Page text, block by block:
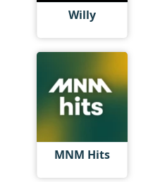
Willy
MNM Hits